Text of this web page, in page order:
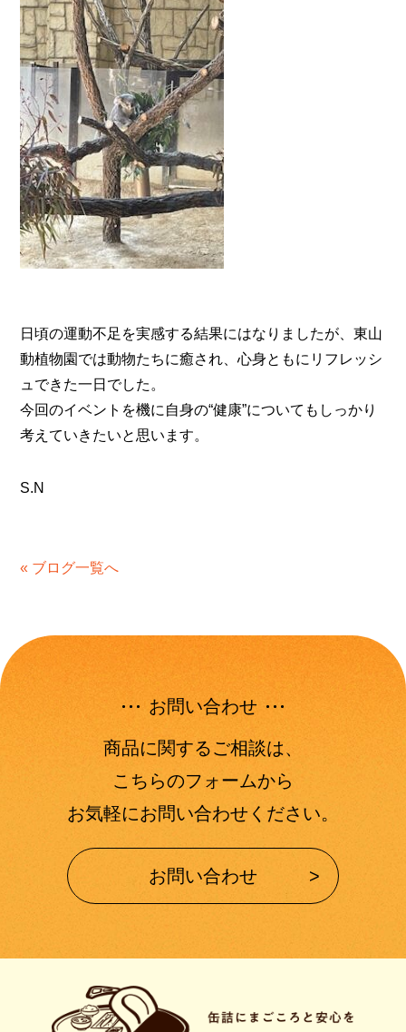
日頃の運動不足を実感する結果にはなりましたが、東山
動植物園では動物たちに癒され、心身ともにリフレッシ
ュできた一日でした。
今回のイベントを機に自身の“健康”についてもしっかり
考えていきたいと思います。
S.N
« ブログ一覧へ
お問い合わせ
商品に関するご相談は、
こちらのフォームから
お気軽にお問い合わせください。
お問い合わせ